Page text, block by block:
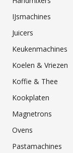
IJsmachines
Juicers
Keukenmachines
Koelen & Vriezen
Koffie & Thee
Kookplaten
Magnetrons
Ovens
Pastamachines